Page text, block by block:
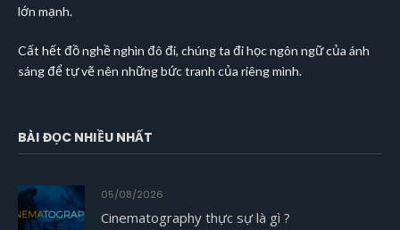
lớn mạnh.
Cất hết đồ nghề nghìn đô đi, chúng ta đi học ngôn ngữ của ánh
sáng để tự vẽ nên những bức tranh của riêng mình.
BÀI ĐỌC NHIỀU NHẤT
05/08/2026
Cinematography thực sự là gì ?